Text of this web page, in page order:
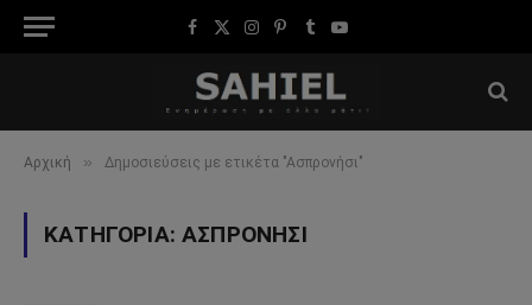
Facebook
X
Instagram
Pinterest
TumblrYouTube
Αρχική » Δημοσιεύσεις με ετικέτα "Ασπρονήσι"
ΚΑΤΗΓΟΡΊΑ:ΑΣΠΡΟΝΉΣΙ